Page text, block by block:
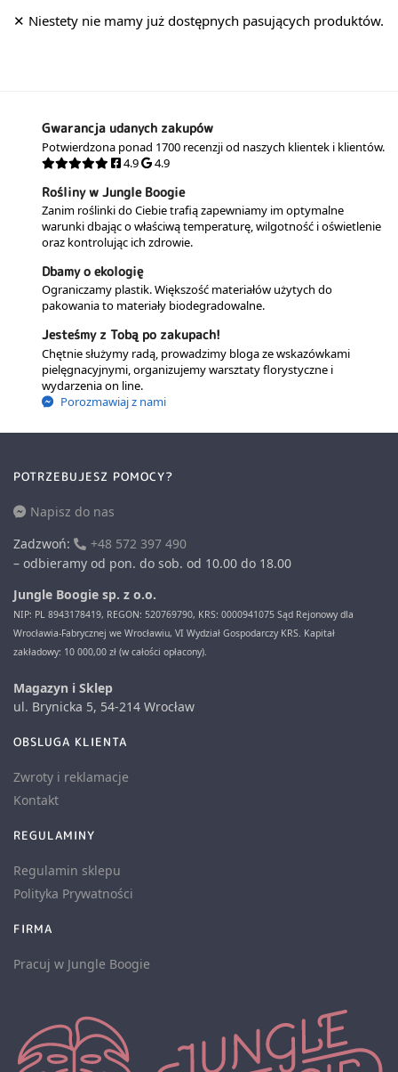
Gwarancja udanych zakupów
Potwierdzona ponad 1700 recenzji od naszych klientek i klientów.
4.9
4.9
Rośliny w Jungle Boogie
Zanim roślinki do Ciebie trafią zapewniamy im optymalne
warunki dbając o właściwą temperaturę, wilgotność i oświetlenie
oraz kontrolując ich zdrowie.
Dbamy o ekologię
Ograniczamy plastik. Większość materiałów użytych do
pakowania to materiały biodegradowalne.
Jesteśmy z Tobą po zakupach!
Chętnie służymy radą, prowadzimy bloga ze wskazówkami
pielęgnacyjnymi, organizujemy warsztaty florystyczne i
wydarzenia on line.
Porozmawiaj z nami
POTRZEBUJESZ POMOCY?
Napisz do nas
Zadzwoń:
+48 572 397 490
– odbieramy od pon. do sob. od 10.00 do 18.00
Jungle Boogie sp. z o.o.
NIP: PL 8943178419, REGON: 520769790, KRS: 0000941075 Sąd Rejonowy dla
Wrocławia-Fabrycznej we Wrocławiu, VI Wydział Gospodarczy KRS. Kapitał
zakładowy: 10 000,00 zł (w całości opłacony).
Magazyn i Sklep
ul. Brynicka 5, 54-214 Wrocław
OBSLUGA KLIENTA
Zwroty i reklamacje
Kontakt
REGULAMINY
Regulamin sklepu
Polityka Prywatności
FIRMA
Pracuj w Jungle Boogie